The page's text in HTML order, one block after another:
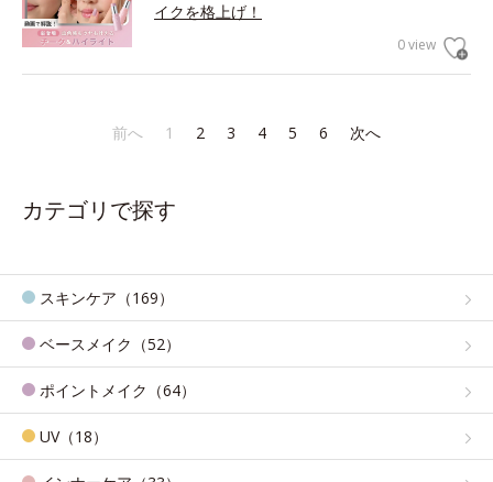
イクを格上げ！
0 view
前へ 1 2 3 4 5 6 次へ
カテゴリで探す
スキンケア（169）
ベースメイク（52）
ポイントメイク（64）
UV（18）